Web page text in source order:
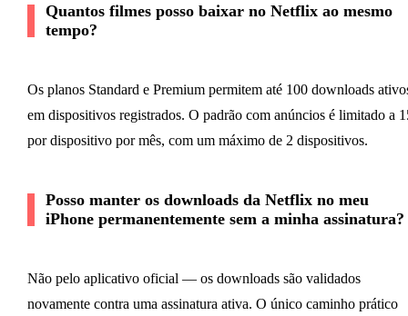
Quantos filmes posso baixar no Netflix ao mesmo
tempo?
Os planos Standard e Premium permitem até 100 downloads
em dispositivos registrados. O padrão com anúncios é limitado a
por dispositivo por mês, com um máximo de 2 dispositivos.
Posso manter os downloads da Netflix no meu
iPhone permanentemente sem a minha assinatura?
Não pelo aplicativo oficial — os downloads são validados
novamente contra uma assinatura ativa. O único caminho prático